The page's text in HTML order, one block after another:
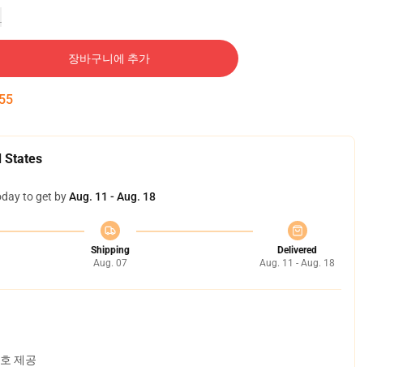
장바구니에 추가
54
States
to get byAug. 11 - Aug. 18
Shipping
Aug. 07
Delivered
Aug. 11 - Aug. 18
제공